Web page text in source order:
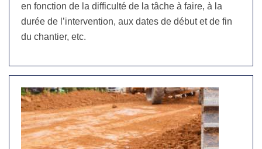
en fonction de la difficulté de la tâche à faire, à la
durée de l’intervention, aux dates de début et de fin
du chantier, etc.